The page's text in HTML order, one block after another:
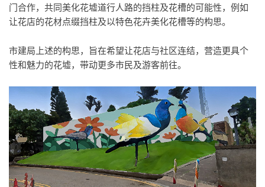
门合作，共同美化花墟道行人路的挡柱及花槽的可能性，例如
让花店的花材点缀挡柱及以特色花卉美化花槽等的构思。
市建局上述的构思，旨在希望让花店与社区连结，营造更具个
性和魅力的花墟，带动更多市民及游客前往。